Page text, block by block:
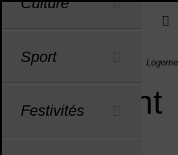
Menu de raccourcis
Sport
Festivités
Vous êtes ici :
Accueil
Logement